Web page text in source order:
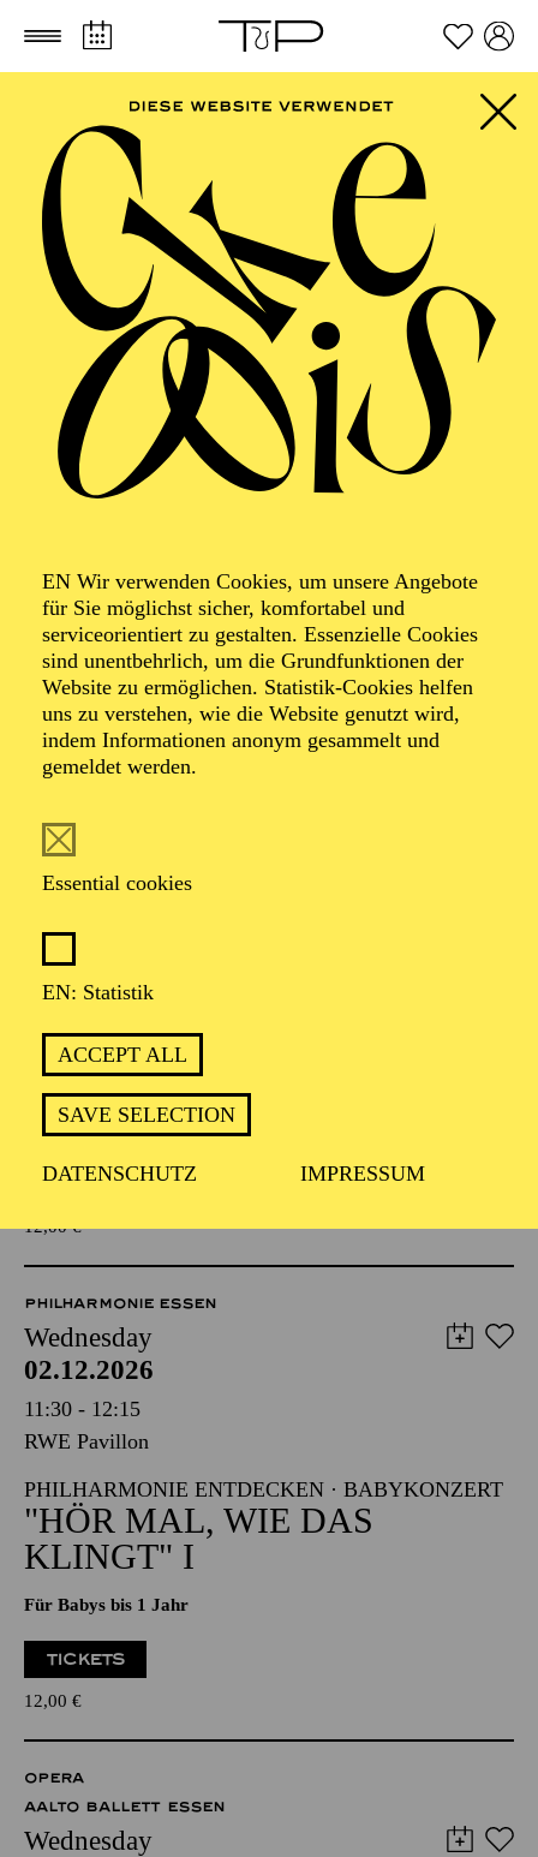
Zum Hauptinhalt springen Zum Footer springen
EN Wir verwenden Cookies, um unsere Angebote
für Sie möglichst sicher, komfortabel und
serviceorientiert zu gestalten. Essenzielle Cookies
sind unentbehrlich, um die Grundfunktionen der
Website zu ermöglichen. Statistik-Cookies helfen
uns zu verstehen, wie die Website genutzt wird,
indem Informationen anonym gesammelt und
gemeldet werden.
Essential cookies
EN: Statistik
ACCEPT ALL
SAVE SELECTION
DATENSCHUTZ IMPRESSUM
FILTER
DECEMBER 2026
PHILHARMONIE ESSEN
Tuesday
01.12.2026
20:00 - 22:00
Alfried Krupp Saal
SYMPHONIE-ORCHESTER
CHRISTIAN VON GEHREN
Werke von Antonín Dvorák, Engelbert Humperdinck, Paul
Organiser: Essener Jugend-Symphonie-Orchester
PHILHARMONIE ESSEN
Wednesday
02.12.2026
09:30 - 10:15
RWE Pavillon
"HÖR MAL, WIE DAS
KLINGT" I
Für Babys bis 1 Jahr
TICKETS
12,00€
PHILHARMONIE ESSEN
Wednesday
02.12.2026
11:30 - 12:15
RWE Pavillon
PHILHARMONIE ENTDECKEN · BABYKONZERT
"HÖR MAL, WIE DAS
KLINGT" I
Für Babys bis 1 Jahr
TICKETS
12,00 €
OPERA
AALTO BALLETT ESSEN
Wednesday